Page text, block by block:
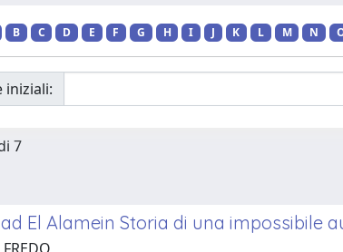
B C D E F G H I J K L M N
iniziali:
7
El Alamein Storia di una impossibile